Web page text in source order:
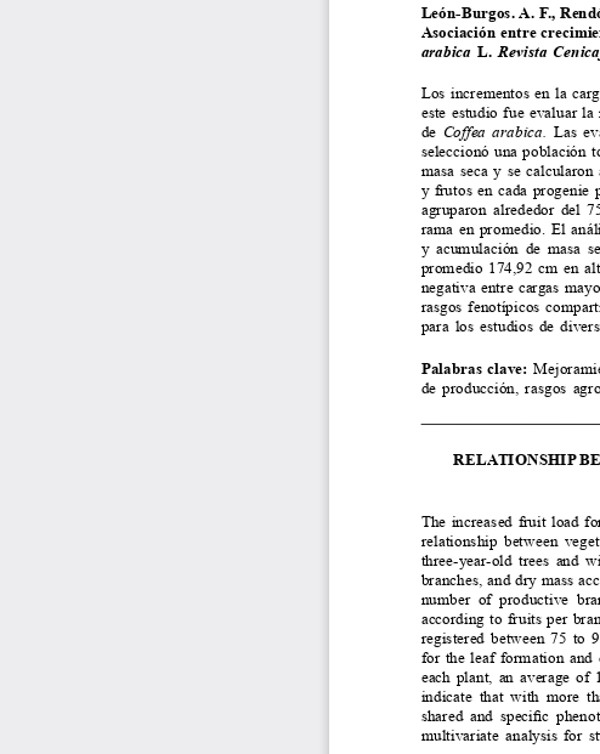
León-Burgos. A. F.,
Asociación entre
arabica
  L.
Revista
Los incrementos en la
este estudio fue evaluar
de Coffea  arabica.
Las
seleccionó una población
masa seca y se
y frutos en cada progenie
agruparon alrededor del
rama en promedio. El
y  acumulación  de  masa
promedio 174,92 cm en
negativa entre cargas
rasgos fenotípicos
para los estudios de
Palabras  clave:
de producción, rasgos
RELATIONSHIP
The increased fruit load
relationship between
three-year-old trees and
branches, and dry mass
number  of  productive
according to fruits per
registered between 75 to
for the leaf formation and
each plant, an average of
indicate  that  with  more
shared and specific
multivariate analysis for